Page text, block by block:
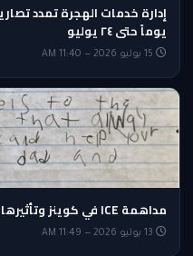
يوماً حتى ٢٤ يوليو
مداهمة ICE في كوينز وتأثيرها النفسي على أطفال عائلة مهاجرة